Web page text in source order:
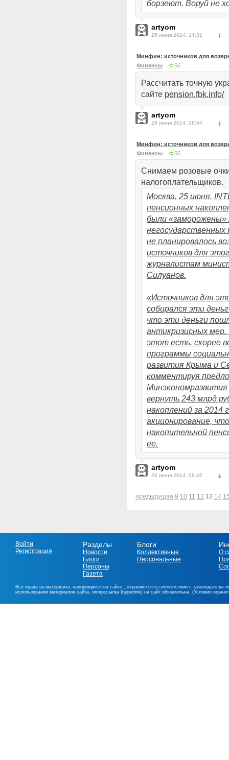
борзеют. Воруй не
artyom
26 июня 2014, 14:31
Минфин: источников для
Финансы
66
Рассчитать точную
сайте pension.fbk.info/
artyom
26 июня 2014, 08:54
Минфин: источников для
Финансы
66
Снимаем розовые
налогоплательщиков.
Москва. 25 июня.
пенсионных
были «заморожены»
не планировалось
источников для
журналистам
Силуанов.
«Источников для
собирался эти
что эти деньги
антикризисных мер.
этот есть, скорее
программы
развития Крыма и
комментируя
вернуть 243 млрд
накоплений за
акционирование,
накопительной
ее.
artyom
26 июня 2014, 08:45
предыдущая 9 10 11 12 13 14
Войти
Регистрация
Разделы
Новости
Блоги
Персоны
Газета
Блоги
Коллективные
Персональные
О
Все права на материалы, находящиеся на сайте , охраняются в соответствии с
использовании материалов сайта, гиперссылка (hyperlink) на сайт обязательна. (Условия